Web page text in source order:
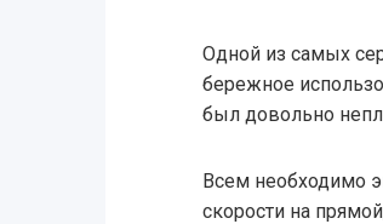
Одной из самых
бережное
был довольно
Всем необходимо
скорости на